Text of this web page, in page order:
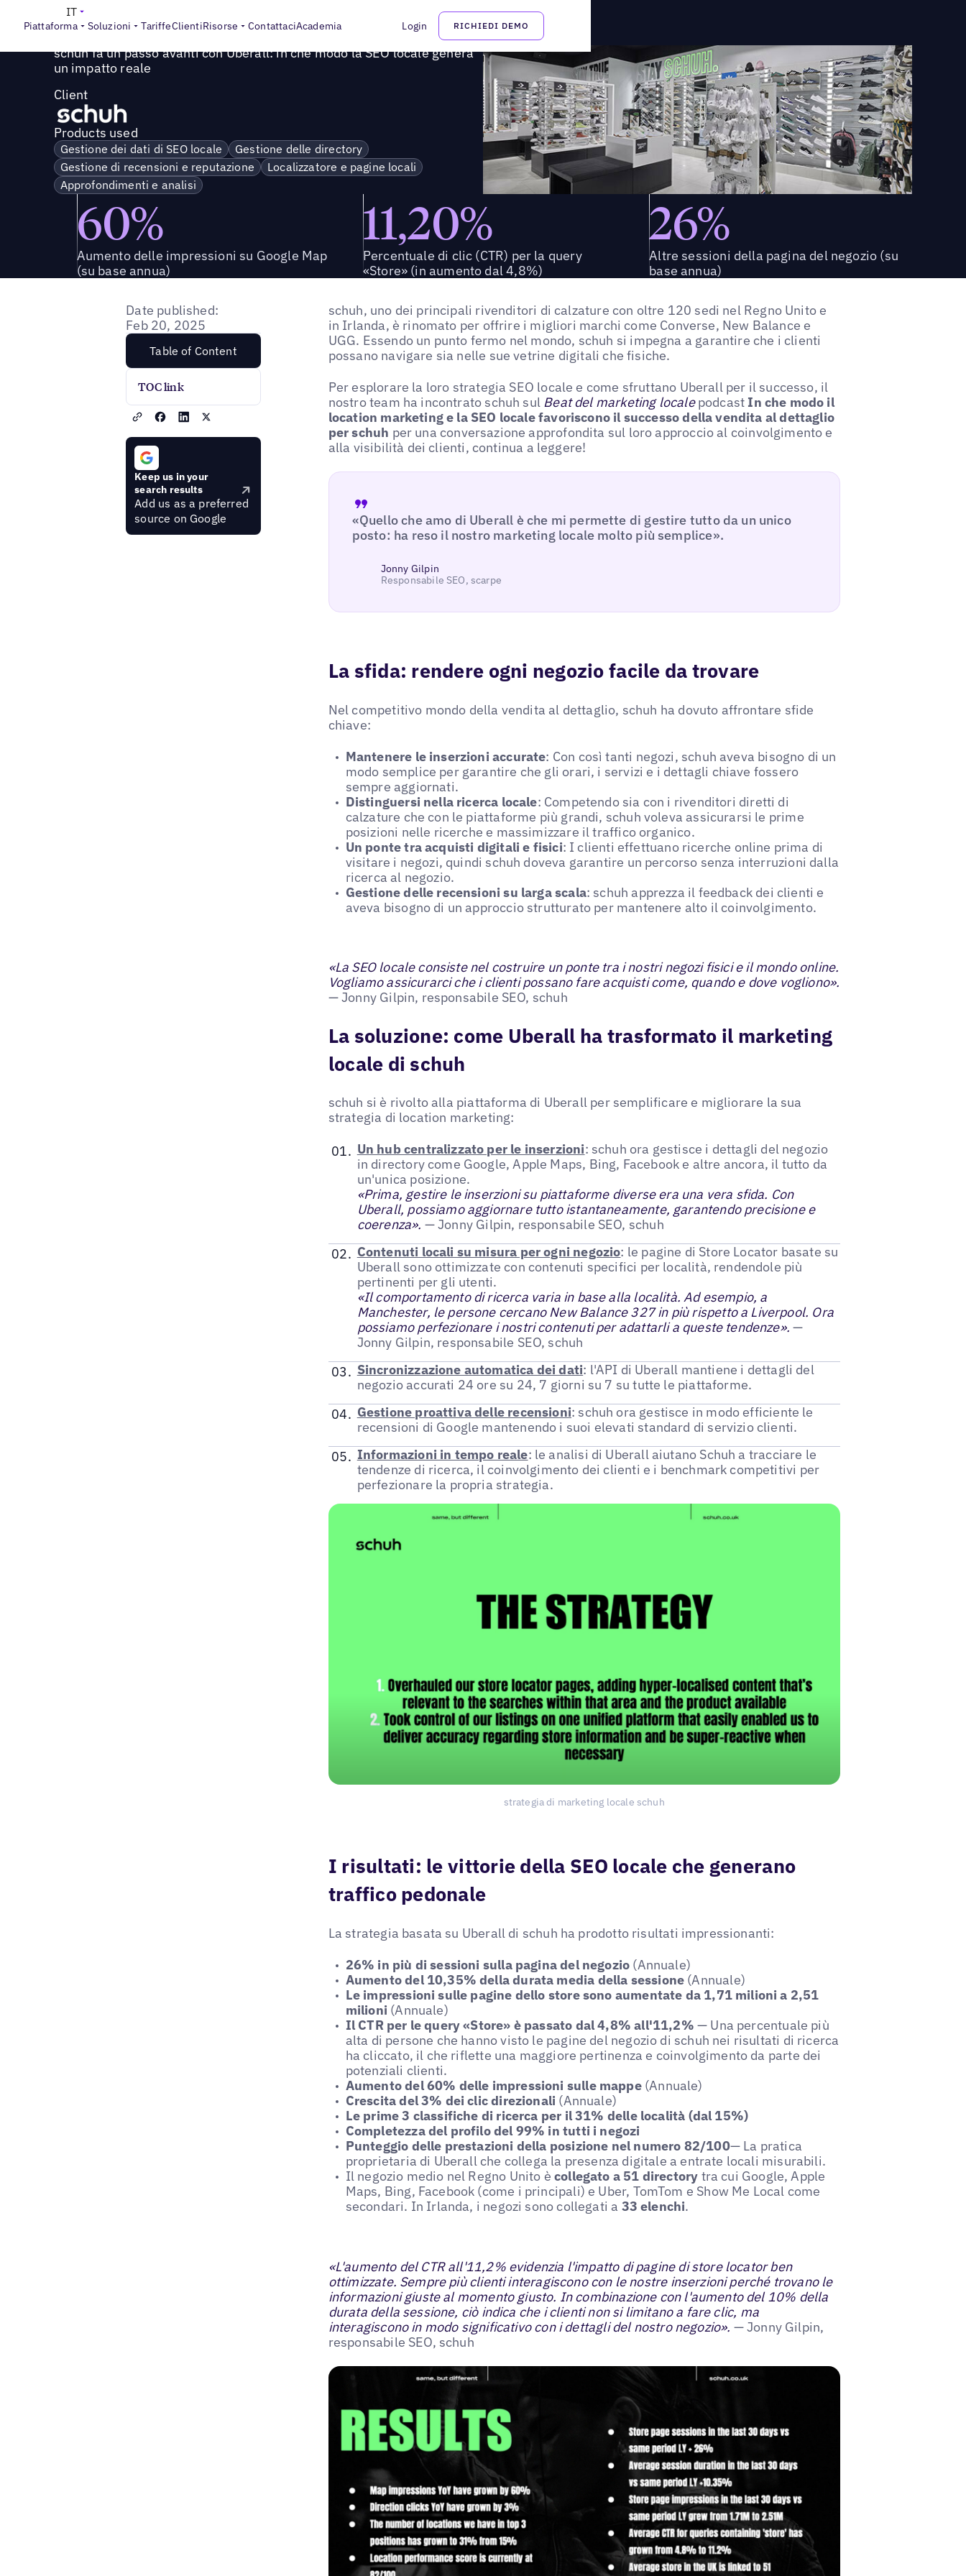
Piattaforma Soluzioni TariffeClientiRisorse ContattaciAcademia Login RICHIEDI DEMO
IT
Success Story
schuh fa un passo avanti con Uberall: in che modo la SEO locale genera
un impatto reale
Client
Products used
Gestione dei dati di SEO locale
Gestione delle directory
Gestione di recensioni e reputazione
Localizzatore e pagine locali
Approfondimenti e analisi
60%
Aumento delle impressioni su Google Map
(su base annua)
11,20%
Percentuale di clic (CTR) per la query
«Store» (in aumento dal 4,8%)
26%
Altre sessioni della pagina del negozio (su
base annua)
Date published:
Feb 20, 2025
Table of Content
TOC link
Keep us in your
search results
Add us as a preferred
source on Google
schuh, uno dei principali rivenditori di calzature con oltre 120 sedi nel Regno Unito e
in Irlanda, è rinomato per offrire i migliori marchi come Converse, New Balance e
UGG. Essendo un punto fermo nel mondo, schuh si impegna a garantire che i clienti
possano navigare sia nelle sue vetrine digitali che fisiche.
Per esplorare la loro strategia SEO locale e come sfruttano Uberall per il successo, il
nostro team ha incontrato schuh sul Beat del marketing localepodcast In che modo il
location marketing e la SEO locale favoriscono il successo della vendita al dettaglio
per schuh per una conversazione approfondita sul loro approccio al coinvolgimento e
alla visibilità dei clienti, continua a leggere!
«Quello che amo di Uberall è che mi permette di gestire tutto da un unico
posto: ha reso il nostro marketing locale molto più semplice».
Jonny Gilpin
Responsabile SEO, scarpe
La sfida: rendere ogni negozio facile da trovare
Nel competitivo mondo della vendita al dettaglio, schuh ha dovuto affrontare sfide
chiave:
Mantenere le inserzioni accurate: Con così tanti negozi, schuh aveva bisogno di un
modo semplice per garantire che gli orari, i servizi e i dettagli chiave fossero
sempre aggiornati.
Distinguersi nella ricerca locale: Competendo sia con i rivenditori diretti di
calzature che con le piattaforme più grandi, schuh voleva assicurarsi le prime
posizioni nelle ricerche e massimizzare il traffico organico.
Un ponte tra acquisti digitali e fisici: I clienti effettuano ricerche online prima di
visitare i negozi, quindi schuh doveva garantire un percorso senza interruzioni dalla
ricerca al negozio.
Gestione delle recensioni su larga scala: schuh apprezza il feedback dei clienti e
aveva bisogno di un approccio strutturato per mantenere alto il coinvolgimento.
«La SEO locale consiste nel costruire un ponte tra i nostri negozi fisici e il mondo online.
Vogliamo assicurarci che i clienti possano fare acquisti come, quando e dove vogliono».
— Jonny Gilpin, responsabile SEO, schuh
La soluzione: come Uberall ha trasformato il marketing
locale di schuh
schuh si è rivolto alla piattaforma di Uberall per semplificare e migliorare la sua
strategia di location marketing:
Un hub centralizzato per le inserzioni: schuh ora gestisce i dettagli del negozio
in directory come Google, Apple Maps, Bing, Facebook e altre ancora, il tutto da
un'unica posizione.
«Prima, gestire le inserzioni su piattaforme diverse era una vera sfida. Con
Uberall, possiamo aggiornare tutto istantaneamente, garantendo precisione e
coerenza». — Jonny Gilpin, responsabile SEO, schuh
Contenuti locali su misura per ogni negozio: le pagine di Store Locator basate su
Uberall sono ottimizzate con contenuti specifici per località, rendendole più
pertinenti per gli utenti.
«Il comportamento di ricerca varia in base alla località. Ad esempio, a
Manchester, le persone cercano New Balance 327 in più rispetto a Liverpool. Ora
possiamo perfezionare i nostri contenuti per adattarli a queste tendenze». —
Jonny Gilpin, responsabile SEO, schuh
Sincronizzazione automatica dei dati: l'API di Uberall mantiene i dettagli del
negozio accurati 24 ore su 24, 7 giorni su 7 su tutte le piattaforme.
Gestione proattiva delle recensioni: schuh ora gestisce in modo efficiente le
recensioni di Google mantenendo i suoi elevati standard di servizio clienti.
Informazioni in tempo reale: le analisi di Uberall aiutano Schuh a tracciare le
tendenze di ricerca, il coinvolgimento dei clienti e i benchmark competitivi per
perfezionare la propria strategia.
strategia di marketing locale schuh
I risultati: le vittorie della SEO locale che generano
traffico pedonale
La strategia basata su Uberall di schuh ha prodotto risultati impressionanti:
26% in più di sessioni sulla pagina del negozio (Annuale)
Aumento del 10,35% della durata media della sessione (Annuale)
Le impressioni sulle pagine dello store sono aumentate da 1,71 milioni a 2,51
milioni (Annuale)
Il CTR per le query «Store» è passato dal 4,8% all'11,2% — Una percentuale più
alta di persone che hanno visto le pagine del negozio di schuh nei risultati di ricerca
ha cliccato, il che riflette una maggiore pertinenza e coinvolgimento da parte dei
potenziali clienti.
Aumento del 60% delle impressioni sulle mappe(Annuale)
Crescita del 3% dei clic direzionali (Annuale)
Le prime 3 classifiche di ricerca per il 31% delle località (dal 15%)
Completezza del profilo del 99% in tutti i negozi
Punteggio delle prestazioni della posizione nel numero 82/100— La pratica
proprietaria di Uberall che collega la presenza digitale a entrate locali misurabili.
Il negozio medio nel Regno Unito ècollegato a 51 directory tra cui Google, Apple
Maps, Bing, Facebook (come i principali) e Uber, TomTom e Show Me Local come
secondari. In Irlanda, i negozi sono collegati a 33 elenchi.
«L'aumento del CTR all'11,2% evidenzia l'impatto di pagine di store locator ben
ottimizzate. Sempre più clienti interagiscono con le nostre inserzioni perché trovano le
informazioni giuste al momento giusto. In combinazione con l'aumento del 10% della
durata della sessione, ciò indica che i clienti non si limitano a fare clic, ma
interagiscono in modo significativo con i dettagli del nostro negozio». — Jonny Gilpin,
responsabile SEO, schuh